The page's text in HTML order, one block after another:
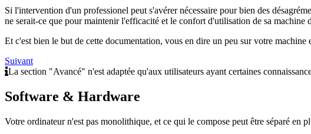
Si l'intervention d'un professionel peut s'avérer nécessaire pour bien des
ne serait-ce que pour maintenir l'efficacité et le confort d'utilisation de sa machine
Et c'est bien le but de cette documentation, vous en dire un peu sur votre machine
Suivant
La section "Avancé" n'est adaptée qu'aux utilisateurs ayant certaines
Software & Hardware
Votre ordinateur n'est pas monolithique, et ce qui le compose peut être séparé en